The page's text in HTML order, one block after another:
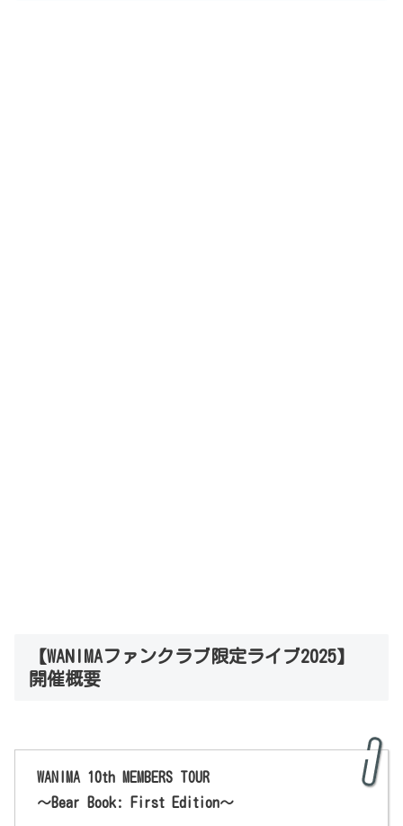
【WANIMAファンクラブ限定ライブ2025】
開催概要
WANIMA 10th MEMBERS TOUR
〜Bear Book: First Edition〜